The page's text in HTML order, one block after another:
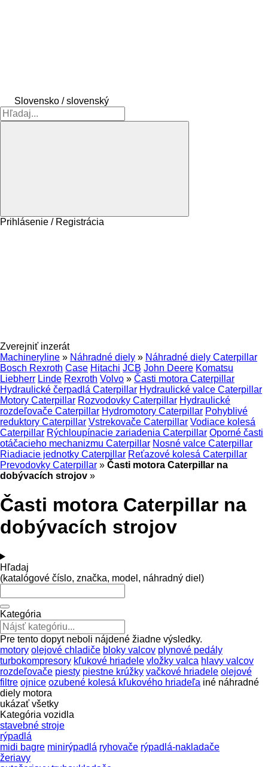
Slovensko / slovenský
Prihlásenie / Registrácia
Zverejniť inzerát
Machineryline » Náhradné diely » Náhradné diely Caterpillar
Bosch Rexroth Case Hitachi JCB John Deere Komatsu
Liebherr Linde Rexroth Volvo » Časti motora Caterpillar
Hydraulické čerpadlá Caterpillar Hydraulické valce Caterpillar
Motory Caterpillar Rozvodovky Caterpillar Hydraulické
rozdeľovače Caterpillar Hydromotory Caterpillar Pohyblivé
reduktory Caterpillar Vstrekovače Caterpillar Vodiace kolesá
Caterpillar Rýchloupínacie zariadenia Caterpillar Oporné časti
otáčacieho mechanizmu Caterpillar Nosné valce Caterpillar
Riadiacie jednotky Caterpillar Reťazové kolesá Caterpillar
Prevodovky Caterpillar » Časti motora Caterpillar na
dobývacích strojov »
Časti motora Caterpillar na
dobývacích strojov
Hľadaj
(katalógové číslo, značka, model, náhradný diel)
Kategória
Pre tento dopyt neboli nájdené žiadne výsledky.
motory olejové chladiče bloky valcov plynové pedály
turbokompresory kľukové hriadele vložky valca hlavy valcov
rozdeľovače piesty piestne krúžky vačkové hriadele olejové
filtre ojnice ozubené kolesá kľukového hriadeľa iné náhradné
diely motora
ukázať všetky
Kategória vozidla
stavebné stroje
rýpadlá
midi bagre minirýpadlá ryhovače rýpadlá-nakladače
žeriavy